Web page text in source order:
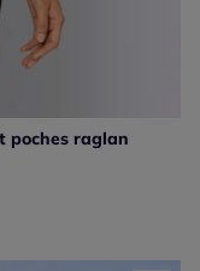
poches raglan